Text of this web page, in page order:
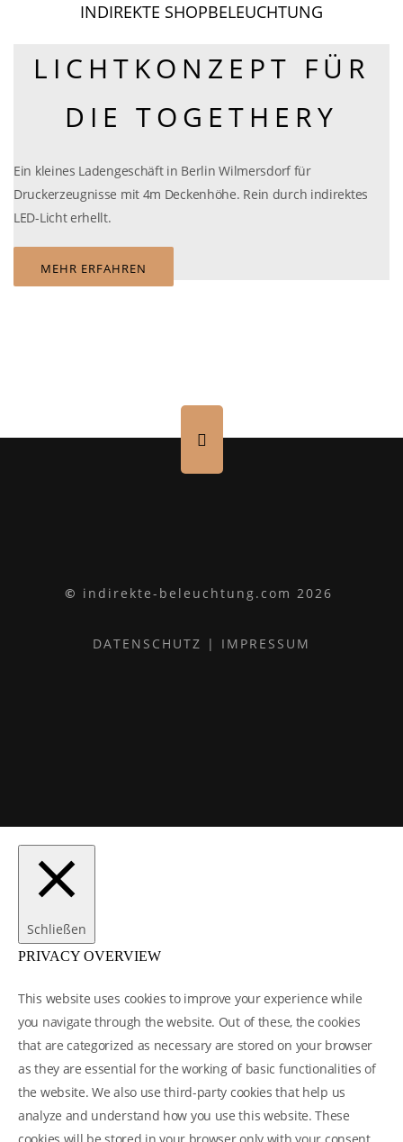
INDIREKTE SHOPBELEUCHTUNG
LICHTKONZEPT FÜR
DIE TOGETHERY
Ein kleines Ladengeschäft in Berlin Wilmersdorf für
Druckerzeugnisse mit 4m Deckenhöhe. Rein durch indirektes
LED-Licht erhellt.
MEHR ERFAHREN
© indirekte-beleuchtung.com 2026
DATENSCHUTZ | IMPRESSUM
Schließen
PRIVACY OVERVIEW
This website uses cookies to improve your experience while
you navigate through the website. Out of these, the cookies
that are categorized as necessary are stored on your browser
as they are essential for the working of basic functionalities of
the website. We also use third-party cookies that help us
analyze and understand how you use this website. These